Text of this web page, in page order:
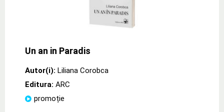
Un an in Paradis
Autor(i): Liliana Corobca
Editura: ARC
promoție